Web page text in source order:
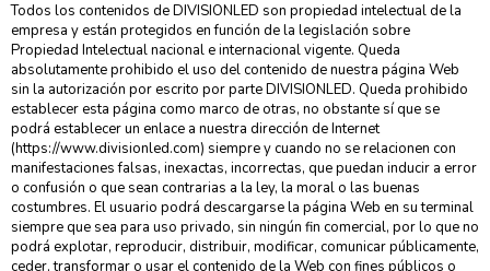
Todos los contenidos de DIVISIONLED son propiedad intelectual de la
empresa y están protegidos en función de la legislación sobre
Propiedad Intelectual nacional e internacional vigente. Queda
absolutamente prohibido el uso del contenido de nuestra página Web
sin la autorización por escrito por parte DIVISIONLED. Queda prohibido
establecer esta página como marco de otras, no obstante sí que se
podrá establecer un enlace a nuestra dirección de Internet
(https://www.divisionled.com) siempre y cuando no se relacionen con
manifestaciones falsas, inexactas, incorrectas, que puedan inducir a error
o confusión o que sean contrarias a la ley, la moral o las buenas
costumbres. El usuario podrá descargarse la página Web en su terminal
siempre que sea para uso privado, sin ningún fin comercial, por lo que no
podrá explotar, reproducir, distribuir, modificar, comunicar públicamente,
ceder, transformar o usar el contenido de la Web con fines públicos o